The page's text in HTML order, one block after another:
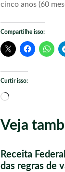
cinco anos (60
Compartilhe isso:
Curtir isso:
Carregando...
Veja
Receita
das regras de